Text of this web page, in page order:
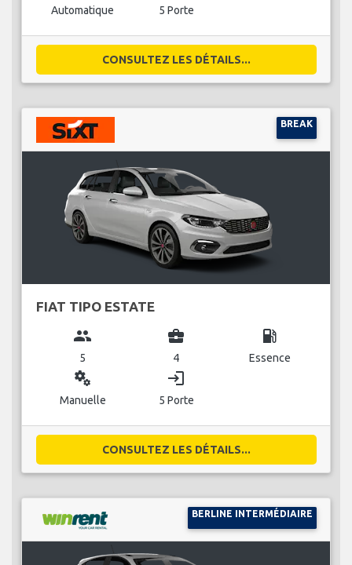
Automatique 5 Porte
CONSULTEZ LES DÉTAILS...
BREAK
FIAT TIPO ESTATE
group
5
business_center
4
local_gas_station
Essence
miscellaneous_services
Manuelle
login
5 Porte
CONSULTEZ LES DÉTAILS...
BERLINE INTERMÉDIAIRE